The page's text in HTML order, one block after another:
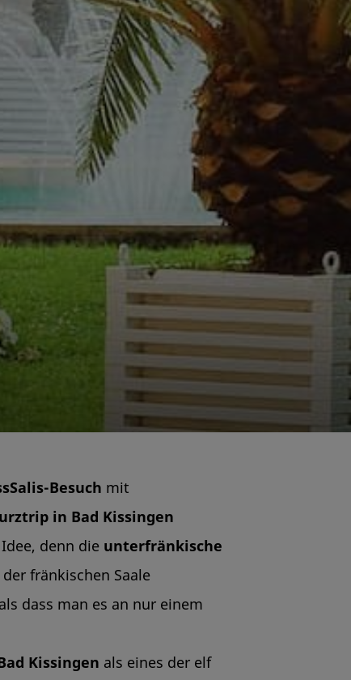
Besuch mit
in Bad Kissingen
denn die unterfränkische
fränkischen Saale
dass man es an nur einem
Kissingen als eines der elf